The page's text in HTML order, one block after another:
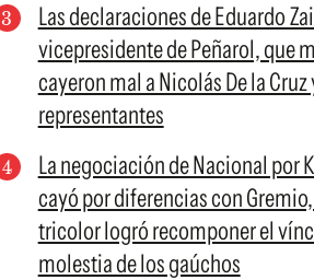
Las declaraciones de Eduardo
vicepresidente de Peñarol, que
cayeron mal a Nicolás De la Cruz
representantes
La negociación de Nacional por
cayó por diferencias con
tricolor logró recomponer el
molestia de los gaúchos